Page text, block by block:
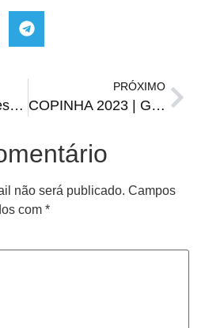
NA TV | agenda esportiva de sábado, 31
PRÓXIMO
COPINHA 2023 | Gaúchos na Copa São Paulo de Futebol Júnior
não será publicado. Campos
com *